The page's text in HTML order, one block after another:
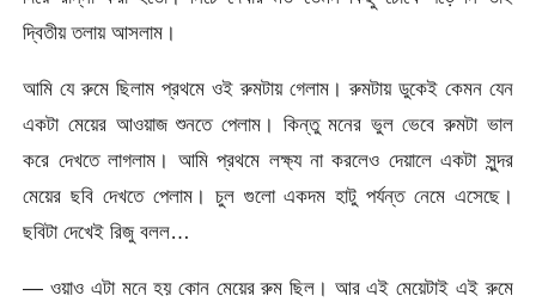
দ্বিতীয় তলায় আসলাম।
আমি যে রুমে ছিলাম প্রথমে ওই রুমটায় গেলাম। রুমটায় ডুকেই কেমন যেন
একটা মেয়ের আওয়াজ শুনতে পেলাম। কিন্তু মনের ভুল ভেবে রুমটা ভাল
করে দেখতে লাগলাম। আমি প্রথমে লক্ষ্য না করলেও দেয়ালে একটা সুন্দর
মেয়ের ছবি দেখতে পেলাম। চুল গুলো একদম হাটু পর্যন্ত নেমে এসেছে।
ছবিটা দেখেই রিজু বলল…
— ওয়াও এটা মনে হয় কোন মেয়ের রুম ছিল। আর এই মেয়েটাই এই রুমে